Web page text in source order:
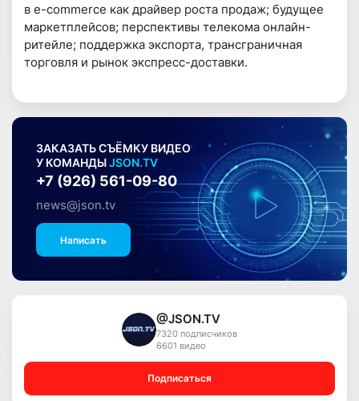
в e-commerce как драйвер роста продаж; будущее
маркетплейсов; перспективы телекома онлайн-
ритейле; поддержка экспорта, трансграничная
торговля и рынок экспресс-доставки.
ЗАКАЗАТЬ СЪЁМКУ ВИДЕО
У КОМАНДЫJSON.TV
+7 (926) 561-09-80
news@json.tv
Написать
@JSON.TV
7320 подписчиков
6601 видео
Подписаться